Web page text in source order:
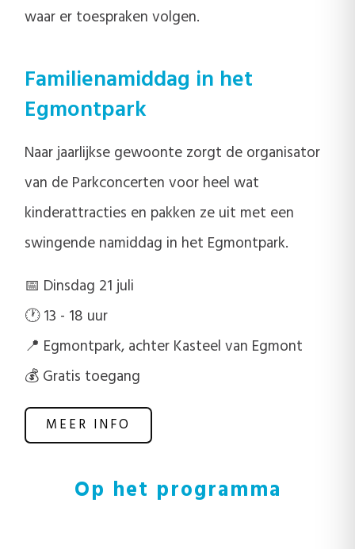
waar er toespraken volgen.
Familienamiddag in het
Egmontpark
Naar jaarlijkse gewoonte zorgt de organisator
van de Parkconcerten voor heel wat
kinderattracties en pakken ze uit met een
swingende namiddag in het Egmontpark.
📅 Dinsdag 21 juli
🕐 13 - 18 uur
📍 Egmontpark, achter Kasteel van Egmont
💰 Gratis toegang
MEER INFO
Op het programma